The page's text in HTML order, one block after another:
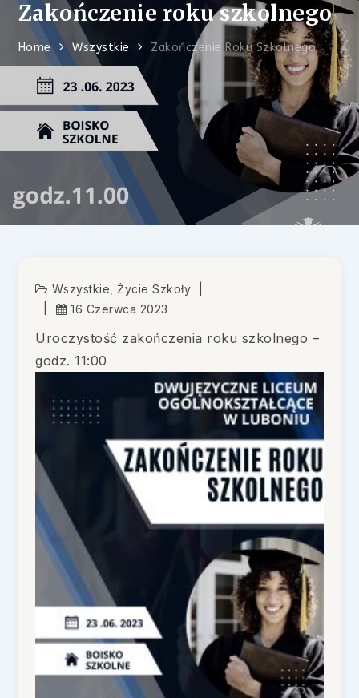
Zakończenie roku szkolnego
Home Wszystkie Zakończenie Roku Szkolnego
Wszystkie ,Życie Szkoły
16 Czerwca 2023
Uroczystość zakończenia roku szkolnego –
godz. 11:00